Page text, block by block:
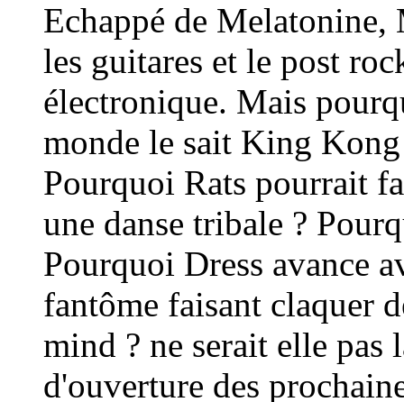
Echappé de Melatonine,
les guitares et le post
électronique. Mais
monde le sait King
Pourquoi Rats pourrait
une danse tribale ?
Pourquoi Dress avance
fantôme faisant claquer
mind ? ne serait elle pas
d'ouverture des